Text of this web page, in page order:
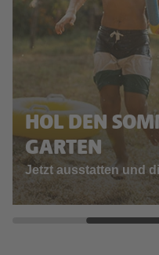
HOL DEN
GARTEN
Jetzt ausstatten und